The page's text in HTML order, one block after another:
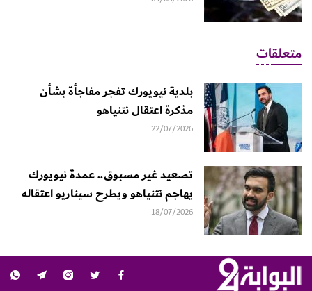
متعلقات
بلدية نيويورك تفجر مفاجأة بشأن
مذكرة اعتقال نتنياهو
22/07/2026
تصعيد غير مسبوق.. عمدة نيويورك
يهاجم نتنياهو ويطرح سيناريو اعتقاله
18/07/2026